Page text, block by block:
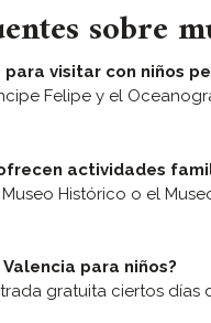
sobre
para visitar con niños
Felipe y el
actividades
Histórico o el
para niños?
gratuita ciertos días